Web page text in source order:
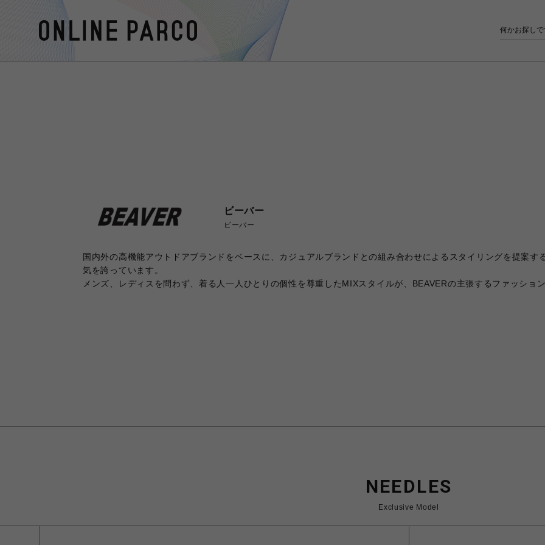
ビーバー
ビーバー
国内外の高機能アウトドアブランドをベースに、カジュアルブランドとの組み合わせによるスタイリングを提案す
気を誇っています。
メンズ、レディスを問わず、着る人一人ひとりの個性を尊重したMIXスタイルが、BEAVERの主張するファッショ
NEEDLES
Exclusive Model